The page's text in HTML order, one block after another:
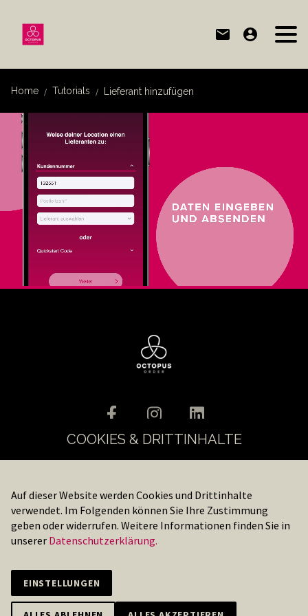
Home Tutorials Lieferant hinzufügen
Home Gastro-Bereich Händler-Bereich Über die App
TutorialsTeam Login
COOKIES & DRITTINHALTE
Auf dieser Website werden Cookies und Drittinhalte
verwendet. Im Folgenden können Sie Ihre Zustimmung
geben oder widerrufen. Weitere Informationen finden Sie in
unserer Datenschutzerklärung.
EINSTELLUNGEN